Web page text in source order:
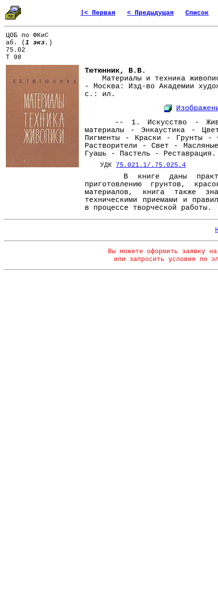
|< Первая < Предыдущая Список
ЦОБ по ФКиС
аб. ( 1 экз. )
75.02
Т 98
Тютюнник, В.В.
Материалы и техника
- Москва: Изд-во Академии
с.: ил.
-- 1. Искусство -
материалы - Энкаустика -
Пигменты - Краски - Грунты -
Растворители - Свет -
Гуашь - Пастель - Реставрация.
УДК 75.021.1/.75.025.4
В книге даны
приготовлению грунтов,
материалов, книга также
техническими приемами и
в процессе творческой работы.
Вы можете оформить заявку
или запросить условия по